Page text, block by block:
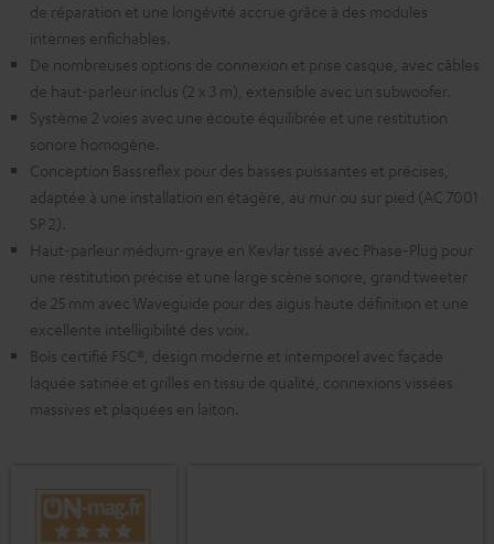
de réparation et une longévité accrue grâce à des modules
internes enfichables.
De nombreuses options de connexion et prise casque, avec câbles
de haut-parleur inclus (2 x 3 m), extensible avec un subwoofer.
Système 2 voies avec une écoute équilibrée et une restitution
sonore homogène.
Conception Bassreflex pour des basses puissantes et précises,
adaptée à une installation en étagère, au mur ou sur pied (AC 7001
SP 2).
Haut-parleur médium-grave en Kevlar tissé avec Phase-Plug pour
une restitution précise et une large scène sonore, grand tweeter
de 25 mm avec Waveguide pour des aigus haute définition et une
excellente intelligibilité des voix.
Bois certifié FSC®, design moderne et intemporel avec façade
laquée satinée et grilles en tissu de qualité, connexions vissées
massives et plaquées en laiton.